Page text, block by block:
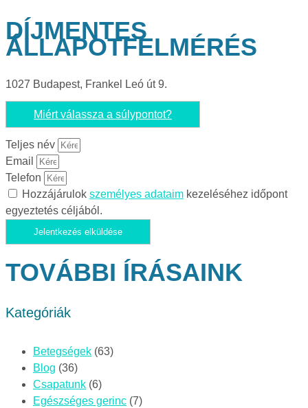
DÍJMENTES
ÁLLAPOTFELMÉRÉS
1027 Budapest, Frankel Leó út 9.
Miért válassza a súlypontot?
Teljes név
Email
Telefon
Hozzájárulok személyes adataim kezeléséhez időpont
egyeztetés céljából.
Jelentkezés elküldése
TOVÁBBI ÍRÁSAINK
Kategóriák
Betegségek (63)
Blog (36)
Csapatunk (6)
Egészséges gerinc (7)